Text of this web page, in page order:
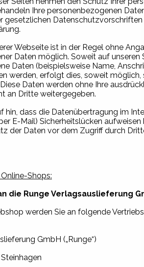
Ihre personenbezogenen
gesetzlichen Datenschutzvorschriften
Webseite ist in der Regel ohne
Daten möglich. Soweit auf unseren
Daten (beispielsweise Name,
werden, erfolgt dies, soweit
Daten werden ohne Ihre
an Dritte weitergegeben.
hin, dass die Datenübertragung im
E-Mail) Sicherheitslücken aufweisen
der Daten vor dem Zugriff durch
Shops:
die Runge Verlagsauslieferung
werden Sie an folgende
GmbH („Runge“)